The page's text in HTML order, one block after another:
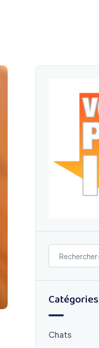
Catégories
Chats